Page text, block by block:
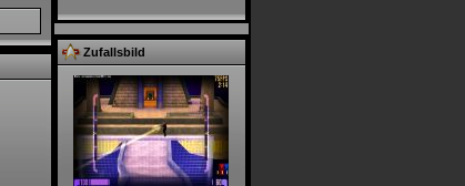
Zufallsbild